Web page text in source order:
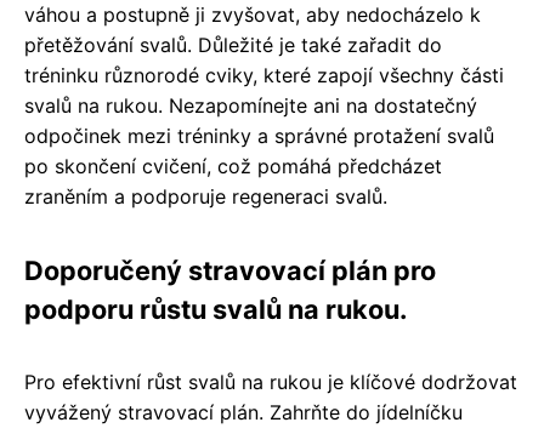
váhou a postupně ji zvyšovat, aby nedocházelo k
přetěžování svalů. Důležité je také zařadit do
tréninku různorodé cviky, které zapojí všechny části
svalů na rukou. Nezapomínejte ani na dostatečný
odpočinek mezi tréninky a správné protažení svalů
po skončení cvičení, což pomáhá předcházet
zraněním a podporuje regeneraci svalů.
Doporučený stravovací plán pro
podporu růstu svalů na rukou.
Pro efektivní růst svalů na rukou je klíčové dodržovat
vyvážený stravovací plán. Zahrňte do jídelníčku